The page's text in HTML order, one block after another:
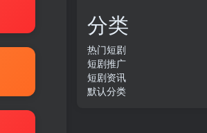
分类
热门短剧
短剧推广
短剧资讯
默认分类